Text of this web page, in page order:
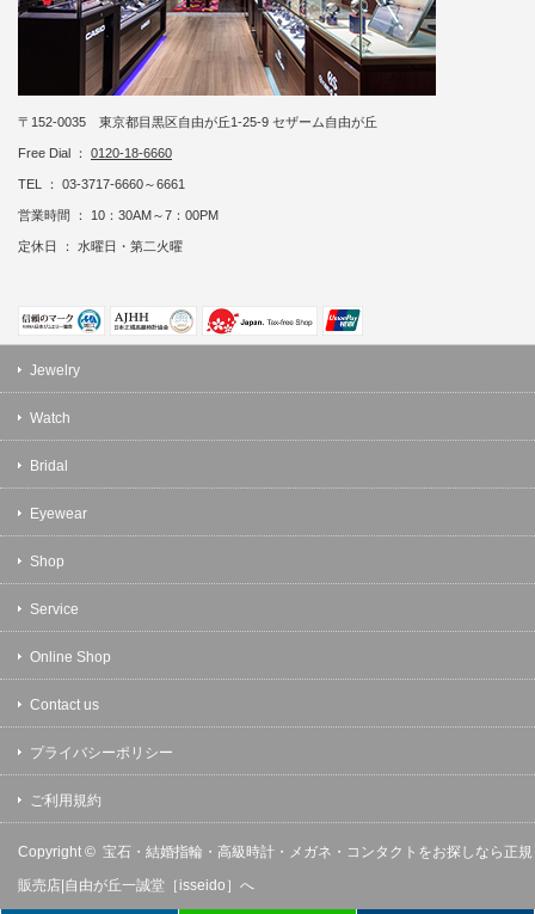
〒152-0035 東京都目黒区自由が丘1-25-9 セザーム自由が丘
Free Dial ： 0120-18-6660
TEL ： 03-3717-6660～6661
営業時間 ： 10：30AM～7：00PM
定休日 ： 水曜日・第二火曜
Jewelry
Watch
Bridal
Eyewear
Shop
Service
Online Shop
Contact us
プライバシーポリシー
ご利用規約
Copyright © 宝石・結婚指輪・高級時計・メガネ・コンタクトをお探しなら正規
販売店|自由が丘一誠堂［isseido］へ